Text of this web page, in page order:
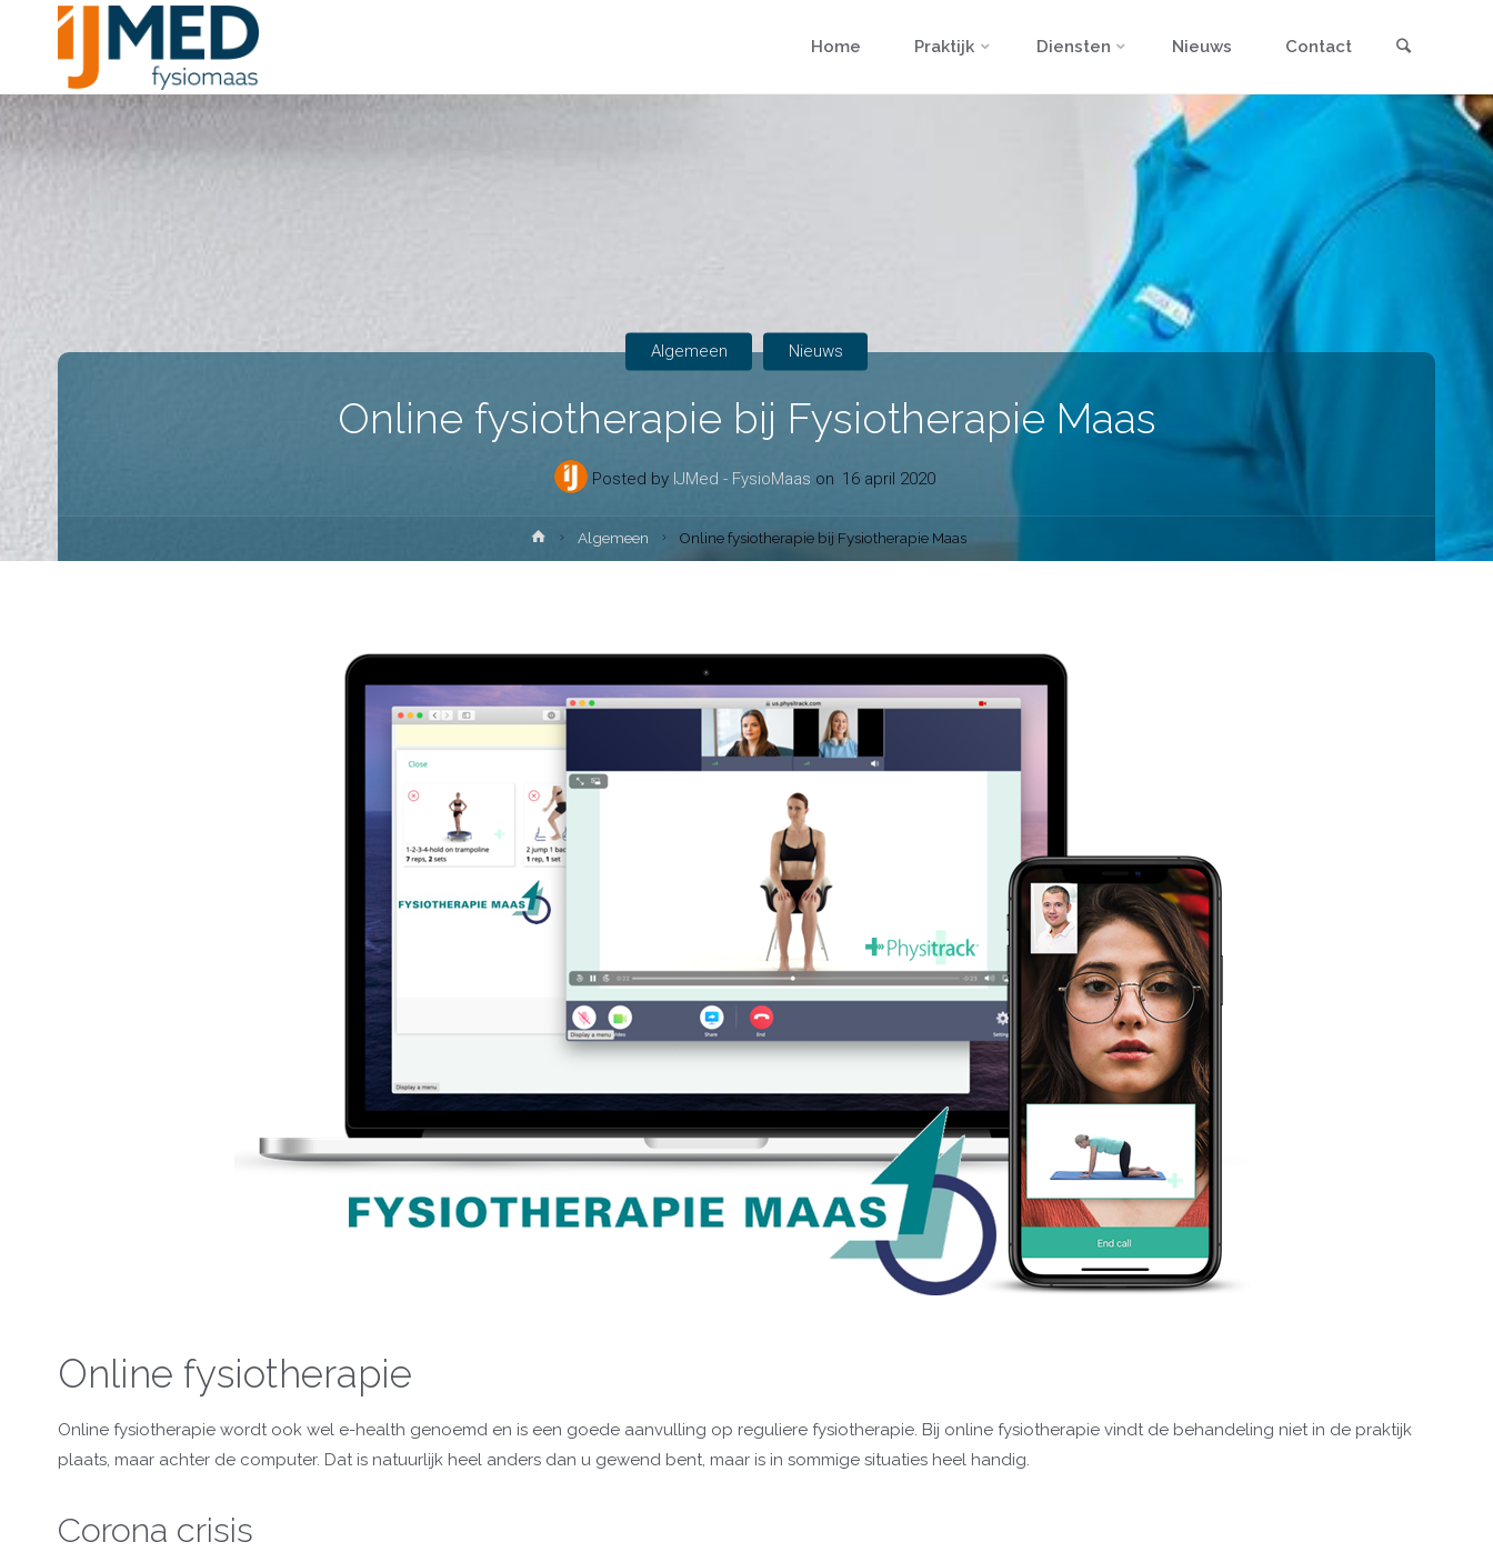
Home Praktijk Diensten Nieuws Contact
Online fysiotherapie bij Fysiotherapie Maas
Posted by IJMed - FysioMaas on 16 april 2020
Algemeen Nieuws
HomeAlgemeen Online fysiotherapie bij Fysiotherapie Maas
Online fysiotherapie
Online fysiotherapie wordt ook wel e-health genoemd en is een goede aanvulling op reguliere fysiotherapie. Bij online fysiotherapie vindt de behandeling niet in de praktijk
plaats, maar achter de computer. Dat is natuurlijk heel anders dan u gewend bent, maar is in sommige situaties heel handig.
Corona crisis